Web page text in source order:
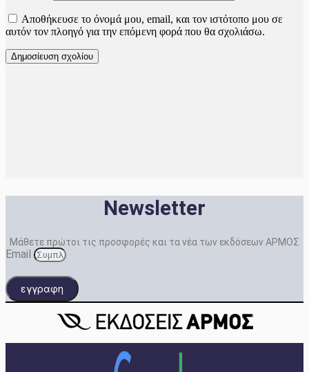
Αποθήκευσε το όνομά μου, email, και τον ιστότοπο μου σε
αυτόν τον πλοηγό για την επόμενη φορά που θα σχολιάσω.
Newsletter
Μάθετε πρώτοι τις προσφορές και τα νέα των εκδόσεων ΑΡΜΟΣ
Email
εγγραφη